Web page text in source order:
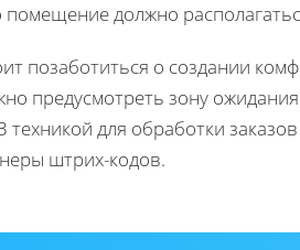
помещение должно
позаботиться о создании
предусмотреть зону
техникой для обработки
штрих-кодов.